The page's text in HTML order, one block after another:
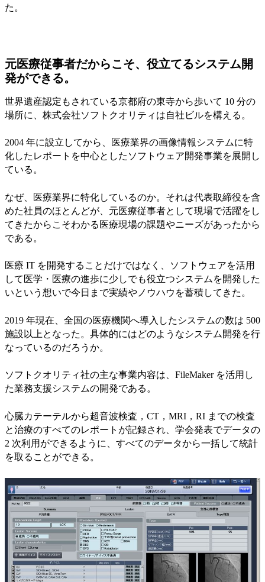
た。
元医療従事者だからこそ、役立てるシステム開
発ができる。
世界遺産認定もされている京都府の東寺から歩いて 10 分の
場所に、株式会社ソフトクオリティは自社ビルを構える。
2004 年に設立してから、医療業界の画像情報システムに特
化したレポートを中心としたソフトウェア開発事業を展開し
ている。
なぜ、医療業界に特化しているのか。それは代表取締役を含
めた社員のほとんどが、元医療従事者として現場で活躍をし
てきたからこそわかる医療現場の課題やニーズがあったから
である。
医療 IT を開発することだけではなく、ソフトウェアを活用
して医学・医療の進歩に少しでも役立つシステムを開発した
いという想いで今日まで実績やノウハウを蓄積してきた。
2019 年現在、全国の医療機関へ導入したシステムの数は 500
施設以上となった。具体的にはどのようなシステム開発を行
なっているのだろうか。
ソフトクオリティ社の主な事業内容は、FileMaker を活用し
た業務支援システムの開発である。
心臓カテーテルから超音波検査，CT，MRI，RI までの検査
と治療のすべてのレポートが記録され、学会発表でデータの
2 次利用ができるように、すべてのデータから一括して統計
を取ることができる。